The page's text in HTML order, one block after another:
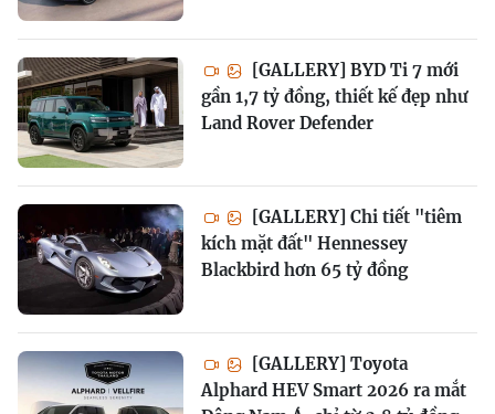
[GALLERY] BYD Ti 7 mới
gần 1,7 tỷ đồng, thiết kế đẹp như
Land Rover Defender
[GALLERY] Chi tiết "tiêm
kích mặt đất" Hennessey
Blackbird hơn 65 tỷ đồng
[GALLERY] Toyota
Alphard HEV Smart 2026 ra mắt